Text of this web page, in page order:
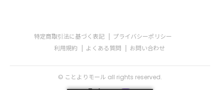
特定商取引法に基づく表記
プライバシーポリシー
利用規約
よくある質問 お問い合わせ
© ことよりモール all rights reserved.